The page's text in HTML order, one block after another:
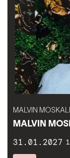
MALVIN
MALVIN
31.01.2027